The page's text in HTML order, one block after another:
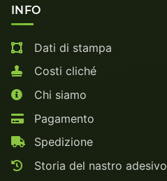
INFO
Dati di stampa
Costi cliché
Chi siamo
Pagamento
Spedizione
Storia del nastro adesivo